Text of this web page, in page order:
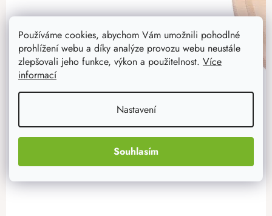
Používáme cookies, abychom Vám umožnili pohodlné
prohlížení webu a díky analýze provozu webu neustále
zlepšovali jeho funkce, výkon a použitelnost. Více
informací
Nastavení
Souhlasím